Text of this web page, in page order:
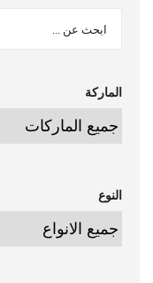
الماركة
النوع